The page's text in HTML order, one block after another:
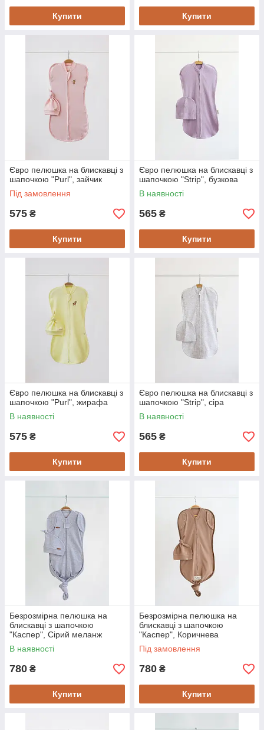
Купити Купити
Євро пелюшка на блискавці з
шапочкою "Purl", зайчик
Під замовлення
575 ₴
Купити
Євро пелюшка на блискавці з
шапочкою "Strip", бузкова
В наявності
565 ₴
Купити
Євро пелюшка на блискавці з
шапочкою "Purl", жирафа
В наявності
575 ₴
Купити
Євро пелюшка на блискавці з
шапочкою "Strip", сіра
В наявності
565 ₴
Купити
Безрозмірна пелюшка на
блискавці з шапочкою
"Каспер", Сірий меланж
В наявності
780 ₴
Купити
Безрозмірна пелюшка на
блискавці з шапочкою
"Каспер", Коричнева
Під замовлення
780 ₴
Купити